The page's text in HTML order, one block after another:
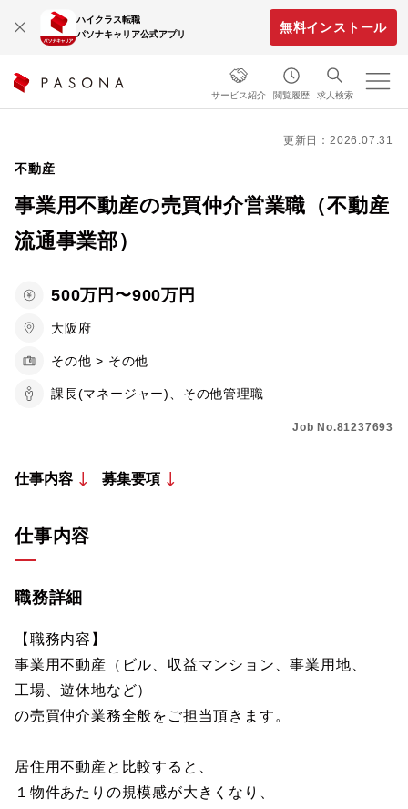
ハイクラス転職
パソナキャリア公式アプリ
無料インストール
サービス紹介 閲覧履歴 求人検索
更新日：2026.07.31
不動産
事業用不動産の売買仲介営業職（不動産
流通事業部）
500万円〜900万円
大阪府
その他 > その他
課長(マネージャー)、その他管理職
Job No.81237693
仕事内容 募集要項
仕事内容
職務詳細
【職務内容】
事業用不動産（ビル、収益マンション、事業用地、
工場、遊休地など）
の売買仲介業務全般をご担当頂きます。
居住用不動産と比較すると、
１物件あたりの規模感が大きくなり、